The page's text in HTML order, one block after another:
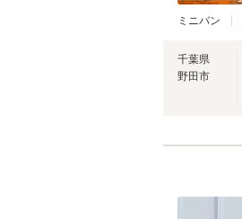
ミニバン
千葉県
野田市